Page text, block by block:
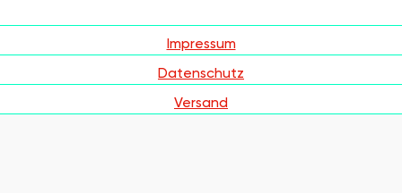
Impressum
Datenschutz
Versand